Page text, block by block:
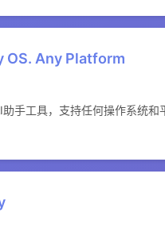
OS. Any Platform
手工具，支持任何操作系统